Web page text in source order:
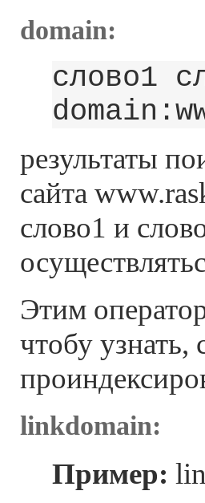
domain:
слово1
результаты
сайта
слово1 и
Этим
чтобу узнать,
linkdomain:
Пример: